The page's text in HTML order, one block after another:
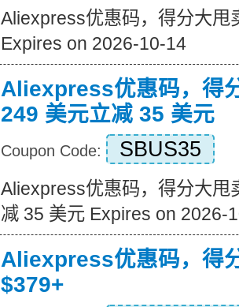
Aliexpress优惠码，得分大甩
Expires on 2026-10-14
Aliexpress优惠码，得
249 美元立减 35 美元
Coupon Code: SBUS35
Aliexpress优惠码，得分大甩
减 35 美元 Expires on 2026-
Aliexpress优惠码，得
$379+